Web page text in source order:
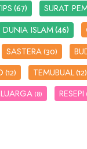
(67) SURAT
DUNIA ISLAM(46)
SASTERA(30)
(12) TEMUBUAL(12)
(8) RESEPI